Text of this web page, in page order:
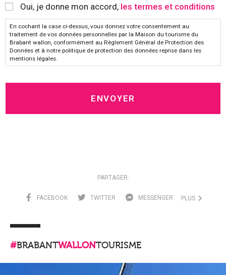
Oui, je donne mon accord, les termes et conditions
En cochant la case ci-dessus, vous donnez votre consentement au
traitement de vos données personnelles par la Maison du tourisme du
Brabant wallon, conformément au Règlement Général de Protection des
Données et à notre politique de protection des données reprise dans les
mentions légales.
PARTAGER:
FACEBOOK TWITTER MESSENGER PLUS
#BRABANTWALLONTOURISME